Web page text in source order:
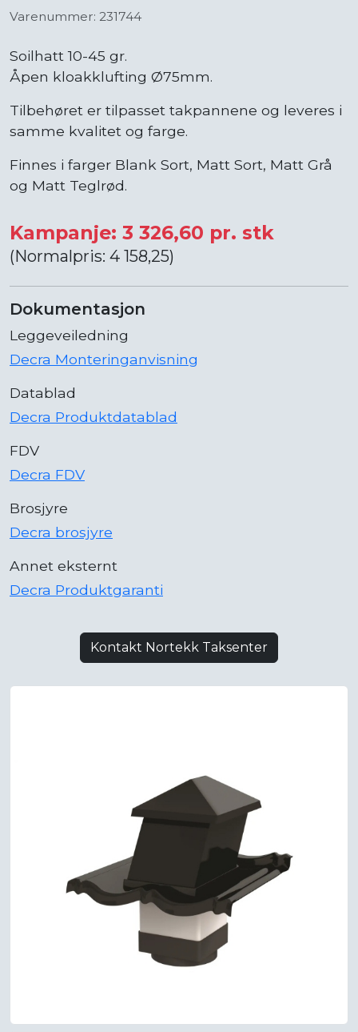
Varenummer: 231744
Soilhatt 10-45 gr.
Åpen kloakklufting Ø75mm.
Tilbehøret er tilpasset takpannene og leveres i
samme kvalitet og farge.
Finnes i farger Blank Sort, Matt Sort, Matt Grå
og Matt Teglrød.
Kampanje: 3 326,60 pr. stk
(Normalpris: 4 158,25)
Dokumentasjon
Leggeveiledning
Decra Monteringanvisning
Datablad
Decra Produktdatablad
FDV
Decra FDV
Brosjyre
Decra brosjyre
Annet eksternt
Decra Produktgaranti
Kontakt Nortekk Taksenter